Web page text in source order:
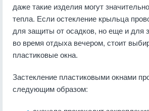
даже такие изделия могут
тепла. Если остекление крыльца
для защиты от осадков, но еще и для
во время отдыха вечером, стоит
пластиковые окна.
Застекление пластиковыми окнами
следующим образом: